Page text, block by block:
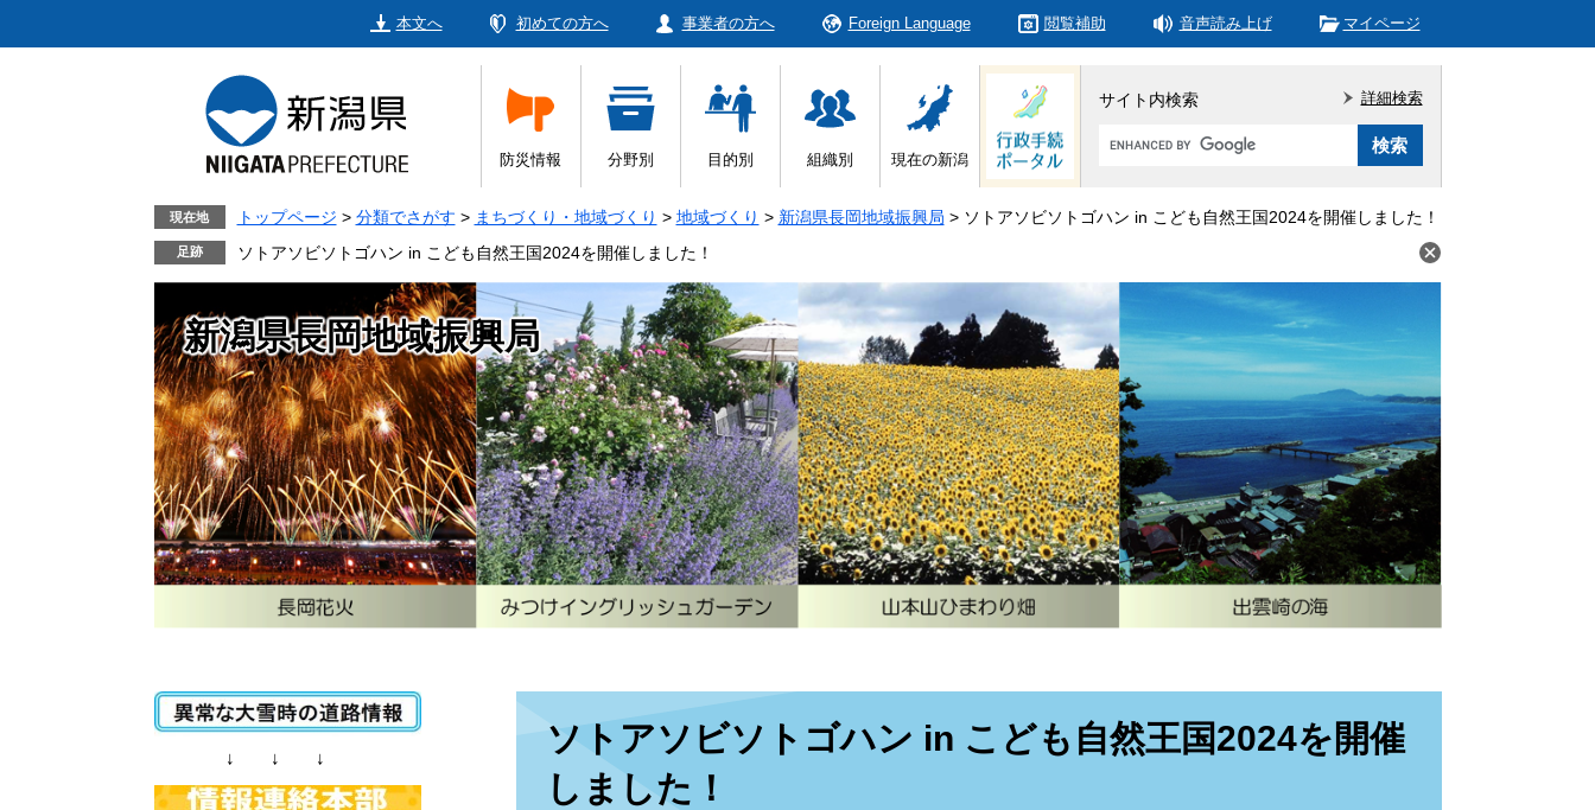
本文へ 初めての方へ 事業者の方へ Foreign Language 閲覧補助 音声読み上げ マイページ
防災情報 分野別 目的別 組織別 現在の新潟
サイト内検索
Google
詳細検索
現在地 トップページ > 分類でさがす > まちづくり・地域づくり > 地域づくり > 新潟県長岡地域振興局 > ソトアソビソトゴハン in こども自然王国2024を開催しました！
ソトアソビソトゴハン in こども自然王国2024を開催しました！
新潟県長岡地域振興局
ソトアソビソトゴハン in こども自然王国2024を開催
しました！
↓ ↓ ↓